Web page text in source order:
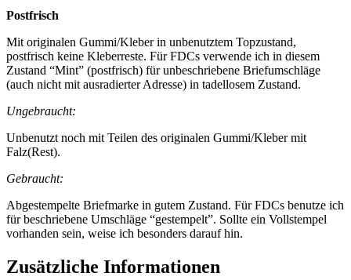
Postfrisch
Mit originalen Gummi/Kleber in unbenutztem Topzustand,
postfrisch keine Kleberreste. Für FDCs verwende ich in diesem
Zustand “Mint” (postfrisch) für unbeschriebene Briefumschläge
(auch nicht mit ausradierter Adresse) in tadellosem Zustand.
Ungebraucht:
Unbenutzt noch mit Teilen des originalen Gummi/Kleber mit
Falz(Rest).
Gebraucht:
Abgestempelte Briefmarke in gutem Zustand. Für FDCs benutze ich
für beschriebene Umschläge “gestempelt”. Sollte ein Vollstempel
vorhanden sein, weise ich besonders darauf hin.
Zusätzliche Informationen